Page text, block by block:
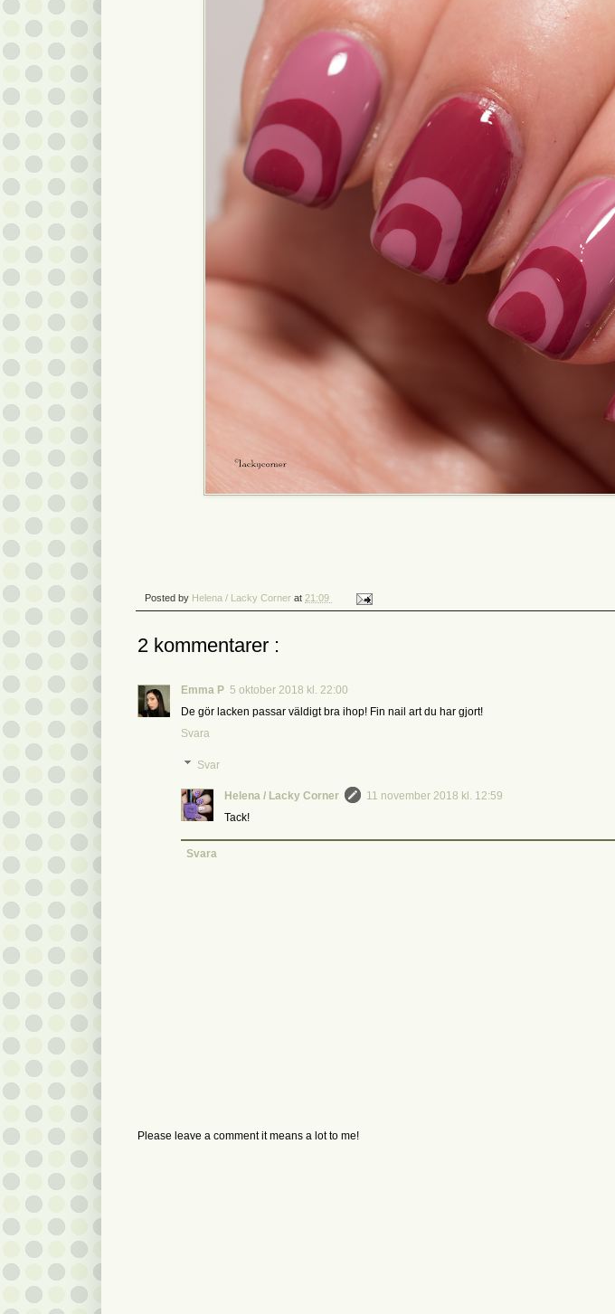
Posted by Helena / Lacky Corner at 21:09
2 kommentarer :
Emma P 5 oktober 2018 kl. 22:00
De gör lacken passar väldigt bra ihop! Fin nail art du har gjort!
Svara
Svar
Helena / Lacky Corner
11 november 2018 kl. 12:59
Tack!
Svara
Please leave a comment it means a lot to me!